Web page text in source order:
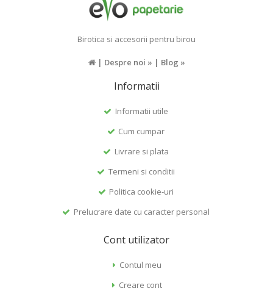
Birotica si accesorii pentru birou
| Despre noi » | Blog »
Informatii
Informatii utile
Cum cumpar
Livrare si plata
Termeni si conditii
Politica cookie-uri
Prelucrare date cu caracter personal
Cont utilizator
Contul meu
Creare cont